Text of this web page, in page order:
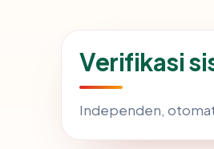
Verifikasi
Independen,